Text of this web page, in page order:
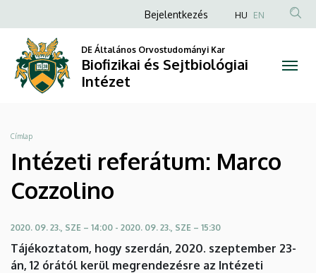
referátum:
Marco
Cozzolino
Biofizikai
és
Sejtbiológiai
Intézet
a
tartalomra
Anonim
fiók
menüje
Bejelentkezés HU EN
DE Általános Orvostudományi Kar
Biofizikai és Sejtbiológiai
Intézet
Morzsa
Címlap
Intézeti referátum: Marco
Cozzolino
2020. 09. 23., SZE – 14:00 - 2020. 09. 23., SZE – 15:30
Tájékoztatom, hogy szerdán, 2020. szeptember 23-
án, 12 órától kerül megrendezésre az Intézeti